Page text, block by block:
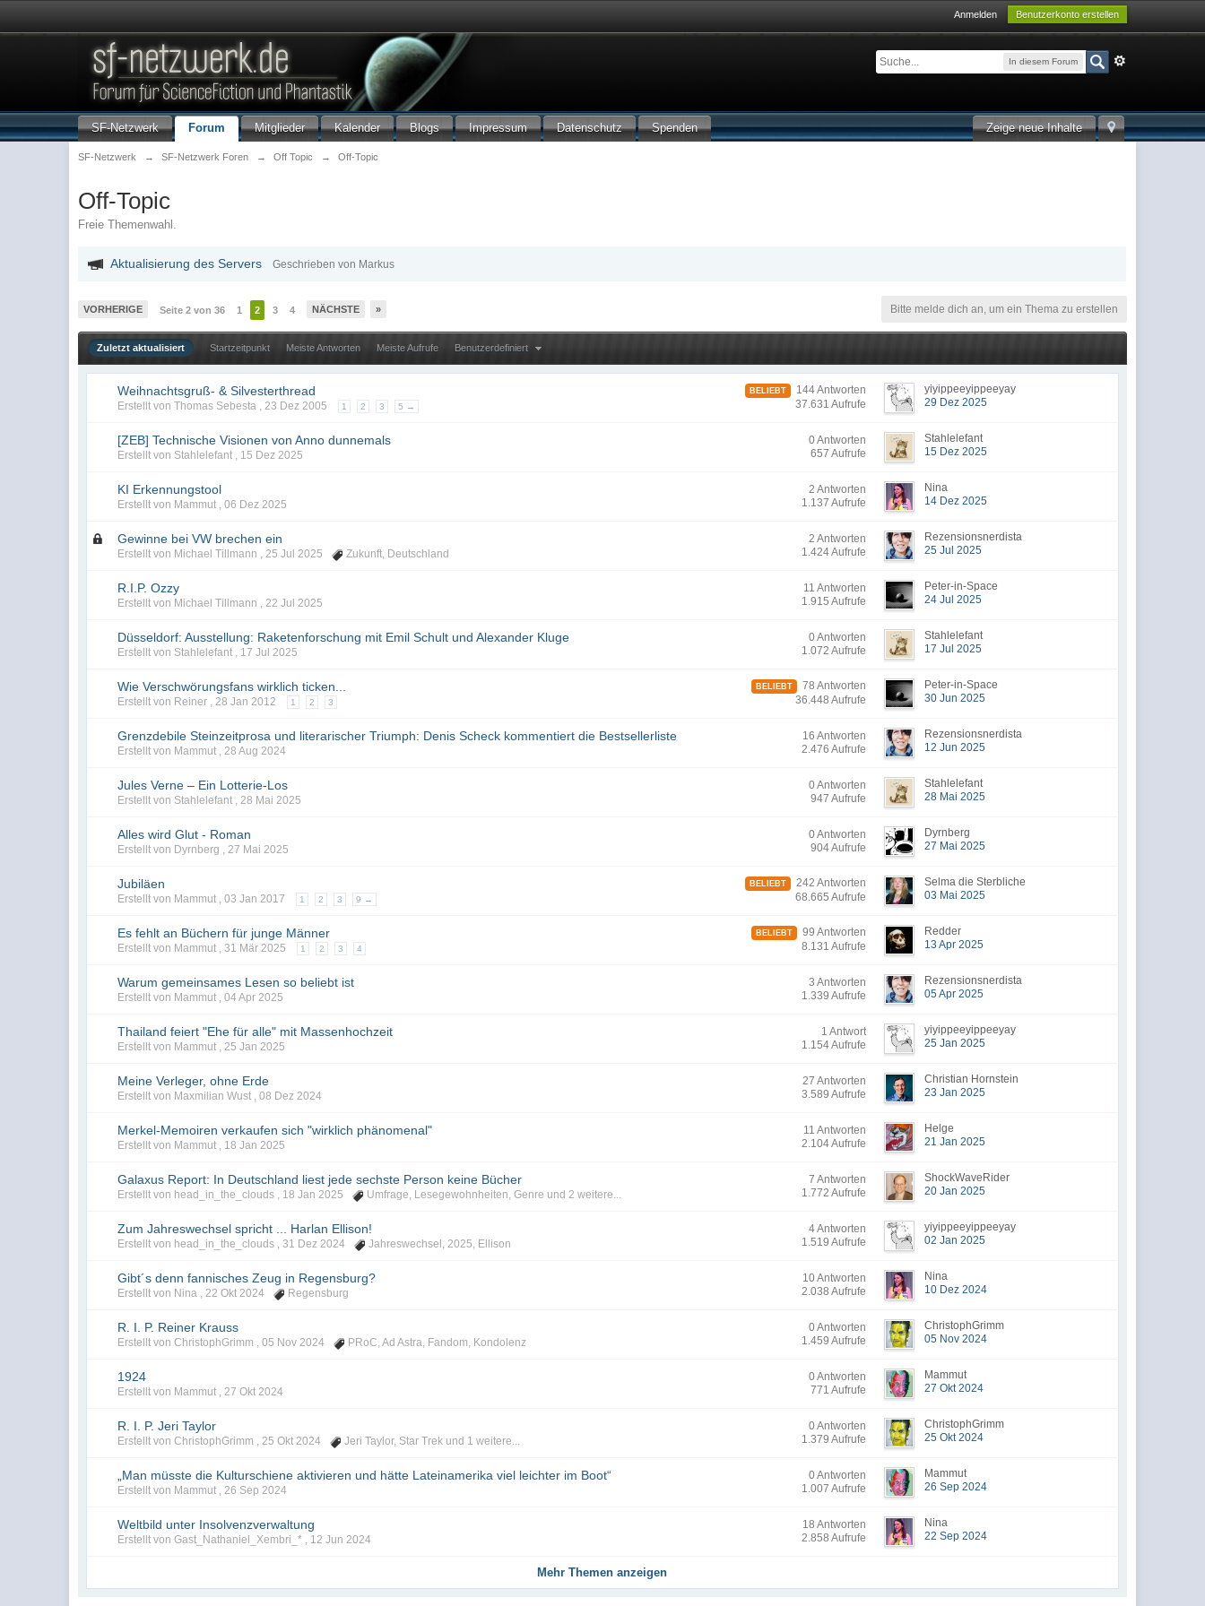
Anmelden Benutzerkonto erstellen
In diesem Forum
Zeige neue Inhalte
SF-Netzwerk Forum Mitglieder Kalender Blogs Impressum Datenschutz Spenden
SF-Netzwerk → SF-Netzwerk Foren → Off Topic → Off-Topic
Off-Topic
Freie Themenwahl.
Aktualisierung des Servers Geschrieben von Markus
VORHERIGE Seite 2 von 36 1 2 3 4 NÄCHSTE » Bitte melde dich an, um ein Thema zu erstellen
Zuletzt aktualisiert Startzeitpunkt Meiste Antworten Meiste Aufrufe Benutzerdefiniert
Weihnachtsgruß- & Silvesterthread
Erstellt von Thomas Sebesta ,23 Dez 2005 1 2 3 5 →
BELIEBT
144 Antworten
37.631 Aufrufe
yiyippeeyippeeyay
29 Dez 2025
[ZEB] Technische Visionen von Anno dunnemals
Erstellt von Stahlelefant , 15 Dez 2025
0 Antworten
657 Aufrufe
Stahlelefant
15 Dez 2025
KI Erkennungstool
Erstellt von Mammut ,06 Dez 2025
2 Antworten
1.137 Aufrufe
Nina
14 Dez 2025
Gewinne bei VW brechen ein
Erstellt von Michael Tillmann ,25 Jul 2025 Zukunft, Deutschland
2 Antworten
1.424 Aufrufe
Rezensionsnerdista
25 Jul 2025
R.I.P. Ozzy
Erstellt von Michael Tillmann ,22 Jul 2025
11 Antworten
1.915 Aufrufe
Peter-in-Space
24 Jul 2025
Düsseldorf: Ausstellung: Raketenforschung mit Emil Schult und Alexander Kluge
Erstellt von Stahlelefant , 17 Jul 2025
0 Antworten
1.072 Aufrufe
Stahlelefant
17 Jul 2025
Wie Verschwörungsfans wirklich ticken...
Erstellt von Reiner ,28 Jan 2012 1 2 3
BELIEBT
78 Antworten
36.448 Aufrufe
Peter-in-Space
30 Jun 2025
Grenzdebile Steinzeitprosa und literarischer Triumph: Denis Scheck kommentiert die Bestsellerliste
Erstellt von Mammut ,28 Aug 2024
16 Antworten
2.476 Aufrufe
Rezensionsnerdista
12 Jun 2025
Jules Verne – Ein Lotterie-Los
Erstellt von Stahlelefant ,28 Mai 2025
0 Antworten
947 Aufrufe
Stahlelefant
28 Mai 2025
Alles wird Glut - Roman
Erstellt von Dyrnberg ,27 Mai 2025
0 Antworten
904 Aufrufe
Dyrnberg
27 Mai 2025
Jubiläen
Erstellt von Mammut ,03 Jan 2017 1 2 3 9 →
BELIEBT
242 Antworten
68.665 Aufrufe
Selma die Sterbliche
03 Mai 2025
Es fehlt an Büchern für junge Männer
Erstellt von Mammut ,31 Mär 2025 1 2 3 4
BELIEBT
99 Antworten
8.131 Aufrufe
Redder
13 Apr 2025
Warum gemeinsames Lesen so beliebt ist
Erstellt von Mammut ,04 Apr 2025
3 Antworten
1.339 Aufrufe
Rezensionsnerdista
05 Apr 2025
Thailand feiert "Ehe für alle" mit Massenhochzeit
Erstellt von Mammut ,25 Jan 2025
1 Antwort
1.154 Aufrufe
yiyippeeyippeeyay
25 Jan 2025
Meine Verleger, ohne Erde
Erstellt von Maxmilian Wust ,08 Dez 2024
27 Antworten
3.589 Aufrufe
Christian Hornstein
23 Jan 2025
Merkel-Memoiren verkaufen sich "wirklich phänomenal"
Erstellt von Mammut , 18 Jan 2025
11 Antworten
2.104 Aufrufe
Helge
21 Jan 2025
Galaxus Report: In Deutschland liest jede sechste Person keine Bücher
Erstellt von head_in_the_clouds , 18 Jan 2025 Umfrage, Lesegewohnheiten,Genre und 2 weitere...
7 Antworten
1.772 Aufrufe
ShockWaveRider
20 Jan 2025
Zum Jahreswechsel spricht ... Harlan Ellison!
Erstellt von head_in_the_clouds ,31 Dez 2024 Jahreswechsel ,2025, Ellison
4 Antworten
1.519 Aufrufe
yiyippeeyippeeyay
02 Jan 2025
Gibt´s denn fannisches Zeug in Regensburg?
Erstellt von Nina ,22 Okt 2024 Regensburg
10 Antworten
2.038 Aufrufe
Nina
10 Dez 2024
R. I. P. Reiner Krauss
Erstellt von ChristophGrimm ,05 Nov 2024 PRoC,Ad Astra, Fandom, Kondolenz
0 Antworten
1.459 Aufrufe
ChristophGrimm
05 Nov 2024
1924
Erstellt von Mammut ,27 Okt 2024
0 Antworten
771 Aufrufe
Mammut
27 Okt 2024
R. I. P. Jeri Taylor
Erstellt von ChristophGrimm ,25 Okt 2024 Jeri Taylor, Star Trek und 1 weitere...
0 Antworten
1.379 Aufrufe
ChristophGrimm
25 Okt 2024
„Man müsste die Kulturschiene aktivieren und hätte Lateinamerika viel leichter im Boot“
Erstellt von Mammut ,26 Sep 2024
0 Antworten
1.007 Aufrufe
Mammut
26 Sep 2024
Weltbild unter Insolvenzverwaltung
Erstellt von Gast_Nathaniel_Xembri_* , 12 Jun 2024
18 Antworten
2.858 Aufrufe
Nina
22 Sep 2024
Mehr Themen anzeigen